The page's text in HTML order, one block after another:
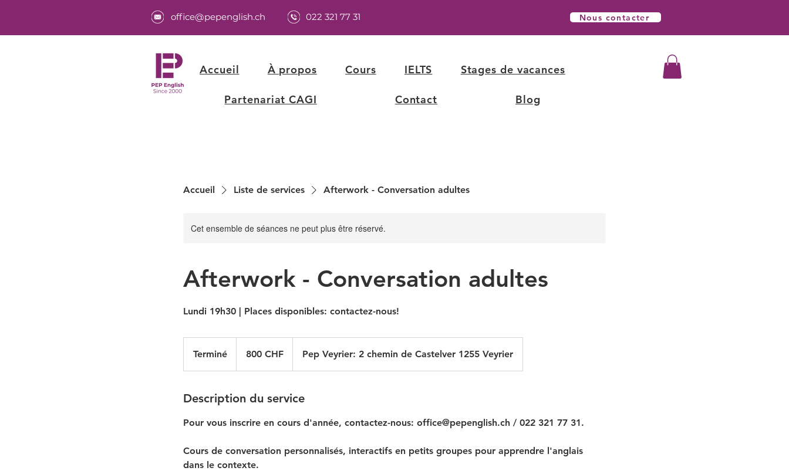
office@pepenglish.ch 022 321 77 31 Nous contacter
Accueil À propos Cours IELTS Stages de vacances
Partenariat CAGI Contact Blog
Accueil Liste de services Afterwork - Conversation adultes
Cet ensemble de séances ne peut plus être réservé.
Afterwork - Conversation adultes
Lundi 19h30 | Places disponibles: contactez-nous!
Terminé
e
m
n
suisses
800 CHF Pep Veyrier: 2 chemin de Castelver 1255 Veyrier
Description du service
Pour vous inscrire en cours d'année, contactez-nous: office@pepenglish.ch / 022 321 77 31.
Cours de conversation personnalisés, interactifs en petits groupes pour apprendre l'anglais
dans le contexte.